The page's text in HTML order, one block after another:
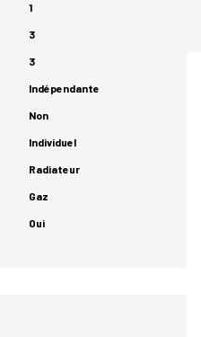
1
3
3
Indépendante
Non
Individuel
Radiateur
Gaz
Oui